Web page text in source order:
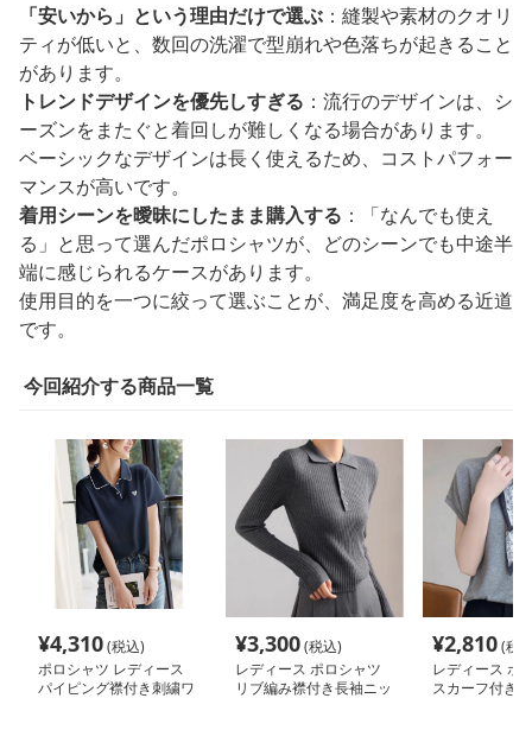
「安いから」という理由だけで選ぶ ：縫製や素材のクオリ
ティが低いと、数回の洗濯で型崩れや色落ちが起きること
があります。
トレンドデザインを優先しすぎる ：流行のデザインは、シ
ーズンをまたぐと着回しが難しくなる場合があります。
ベーシックなデザインは長く使えるため、コストパフォー
マンスが高いです。
着用シーンを曖昧にしたまま購入する ：「なんでも使え
る」と思って選んだポロシャツが、どのシーンでも中途半
端に感じられるケースがあります。
使用目的を一つに絞って選ぶことが、満足度を高める近道
です。
今回紹介する商品一覧
¥4,310(税込)
ポロシャツ レディース
パイピング襟付き刺繍ワ
¥3,300(税込)
レディース ポロシャツ
リブ編み襟付き長袖ニッ
¥2,810(税
レディース ポ
スカーフ付き